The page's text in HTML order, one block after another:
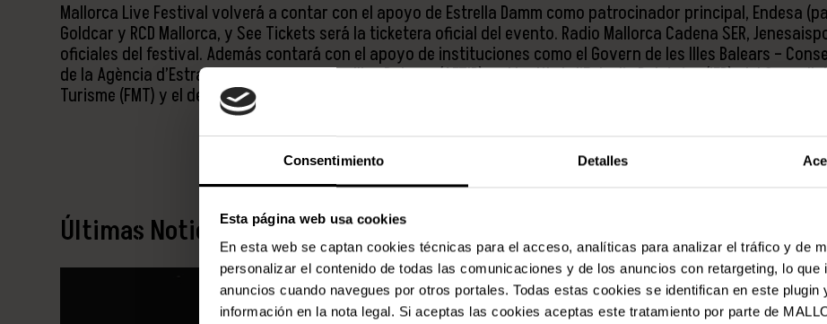
Consentimiento Detalles
Esta página web usa cookies
En esta web se captan cookies técnicas para el acceso, analíticas para analizar el tráfico y de
personalizar el contenido de todas las comunicaciones y de los anuncios con retargeting, lo que
anuncios cuando navegues por otros portales. Todas estas cookies se identifican en este plugin
información en la nota legal. Si aceptas las cookies aceptas este tratamiento por parte de
Mallorca Live Festival volverá a contar con el apoyo de Estrella Damm como patrocinador principal, Endesa
Goldcar y RCD Mallorca, y See Tickets será la ticketera oficial del evento. Radio Mallorca Cadena SER,
oficiales del festival. Además contará con el apoyo de instituciones como el Govern de les Illes Balears –
de la Agència d’Estratègia Turística de les Illes Balears (AETIB) y el Institut d’Estudis Baleàrics (IEB), del
Turisme (FMT) y el departamento de Cultura y Patrimonio, y el Ajuntament de Calvià a través la Fundación
Últimas Noticias